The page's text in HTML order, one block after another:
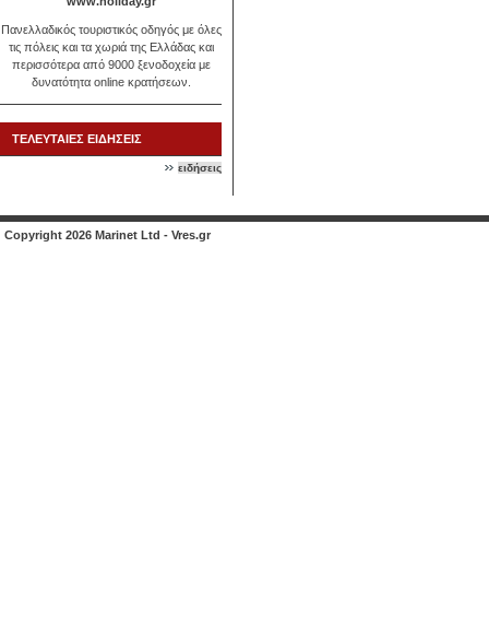
Πανελλαδικός τουριστικός οδηγός με όλες
τις πόλεις και τα χωριά της Ελλάδας και
περισσότερα από 9000 ξενοδοχεία με
δυνατότητα online κρατήσεων.
ΤΕΛΕΥΤΑΙΕΣ ΕΙΔΗΣΕΙΣ
ειδήσεις
Copyright 2026 Marinet Ltd - Vres.gr